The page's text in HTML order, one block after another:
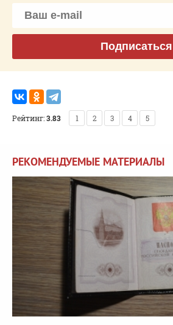
Подписаться
Рейтинг:3.83 1 2 3 4 5
РЕКОМЕНДУЕМЫЕ МАТЕРИАЛЫ